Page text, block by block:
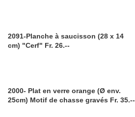
2091-Planche à saucisson (28 x 14
cm) "Cerf" Fr. 26.--
2000- Plat en verre orange (Ø env.
25cm) Motif de chasse gravés Fr. 35.--